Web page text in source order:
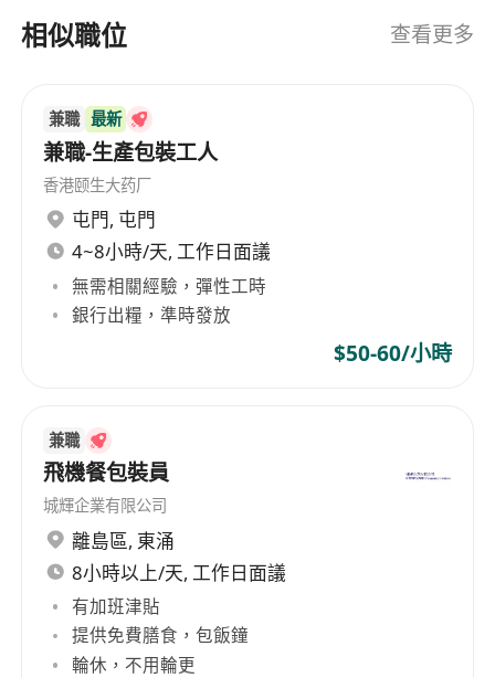
速運業務機構及服務網絡。在強化速運業務的基礎
上，順豐堅持以客戶需求為核心，積極拓展多元化
類型客戶開發出一站式供應鏈解決方案，提供支
付，融資，理財，報價等綜合性的金融服務。順豐
速運(香港)有限公司的業務範圍涵蓋速運業務，一站
式供應鏈解決方案，以及綜合性的金融服務，為客
戶提供全方位的專業服務支持。 SF Express (Hong
Kong) Limited, established in Shunde,
Guangdong since 1993, has always been
dedicated to enhancing service quality,
continuously strengthening its infrastructure,
developing and introducing high-tech
improve operational automation levels. It has
built extensive information collection, market
development, logistics distribution, express
delivery services institutions and service
networks both domestically and internationally.
On the basis of strengthening its express
business, SF Express adheres to customer
needs as the core, actively expanding diversified
businesses, developing one-stop supply chain
相似職位 查看更多
兼職 最新
兼職-生產包裝工人
香港颐生大药厂
屯門, 屯門
4~8小時/天, 工作日面議
無需相關經驗，彈性工時
銀行出糧，準時發放
$50-60/小時
兼職
飛機餐包裝員
城輝企業有限公司
離島區, 東涌
8小時以上/天, 工作日面議
有加班津貼
提供免費膳食，包飯鐘
輪休，不用輪更